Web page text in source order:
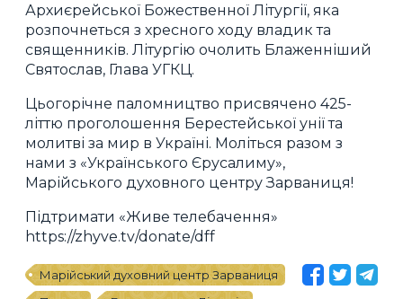
Архиєрейської Божественної Літургії, яка
розпочнеться з хресного ходу владик та
священників. Літургію очолить Блаженніший
Святослав, Глава УГКЦ.
Цьогорічне паломництво присвячено 425-
літтю проголошення Берестейської унії та
молитві за мир в Україні. Моліться разом з
нами з «Українського Єрусалиму»,
Марійського духовного центру Зарваниця!
Підтримати «Живе телебачення»
https://zhyve.tv/donate/dff
Марійський духовний центр Зарваниця